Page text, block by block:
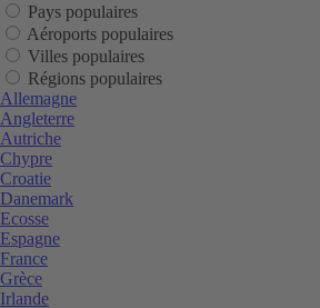
Pays populaires
Aéroports populaires
Villes populaires
Régions populaires
Allemagne
Angleterre
Autriche
Chypre
Croatie
Danemark
Ecosse
Espagne
France
Grèce
Irlande